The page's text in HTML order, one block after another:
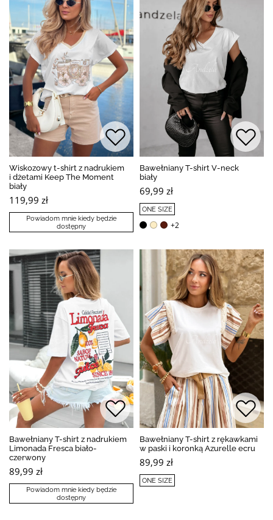
Wiskozowy t-shirt z nadrukiem
i dżetami Keep The Moment
biały
119,99 zł
Powiadom mnie kiedy będzie
dostępny
Bawełniany T-shirt V-neck
biały
69,99 zł
ONE SIZE
+2
Bawełniany T-shirt z nadrukiem
Limonada Fresca biało-
czerwony
89,99 zł
Powiadom mnie kiedy będzie
dostępny
Bawełniany T-shirt z rękawkami
w paski i koronką Azurelle ecru
89,99 zł
ONE SIZE